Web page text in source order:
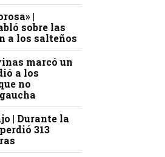
|
sobre las
a los salteños
marcó un
a los
no
| Durante la
313